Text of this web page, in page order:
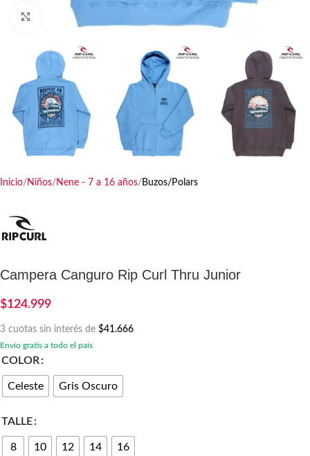
Haga clic para ampliar
Inicio Niños Nene - 7 a 16 años Buzos/Polars
Campera Canguro Rip Curl Thru Junior
$124.999
3 cuotas sin interés de $41.666
Envío gratis a todo el país
COLOR
Celeste Gris Oscuro
TALLE
8 10 12 14 16